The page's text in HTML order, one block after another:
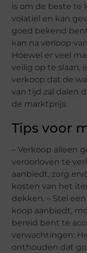
is om de beste te
volatiel en kan
goed bekend
kan na verloop
Hoewel er veel
veilig op te slaan,
verkoop dat de
van tijd zal dalen
de marktprijs.
Tips voor
– Verkoop alleen
veroorloven te
aanbiedt, zorg
kosten van het
dekken. – Stel
koop aanbiedt,
bereid bent te
verwachtingen:
onthouden dat